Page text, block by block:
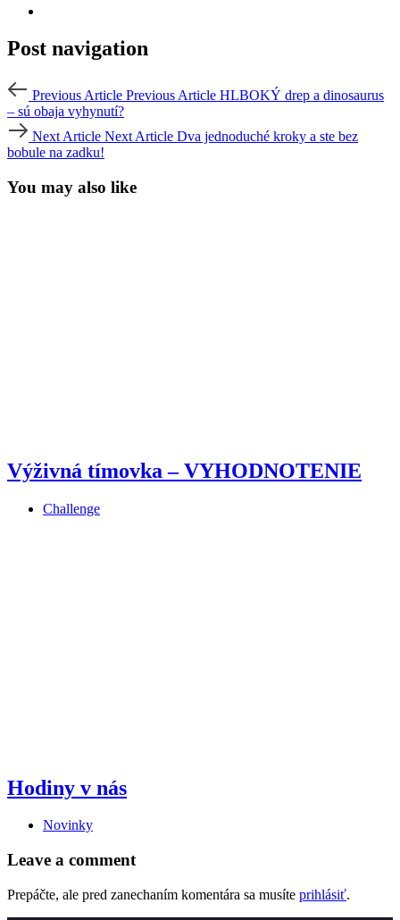
Post navigation
Previous Article Previous Article HLBOKÝ drep a dinosaurus
– sú obaja vyhynutí?
Next Article Next Article Dva jednoduché kroky a ste bez
bobule na zadku!
You may also like
Výživná tímovka – VYHODNOTENIE
Challenge
Hodiny v nás
Novinky
Leave a comment
Prepáčte, ale pred zanechaním komentára sa musíte prihlásiť.